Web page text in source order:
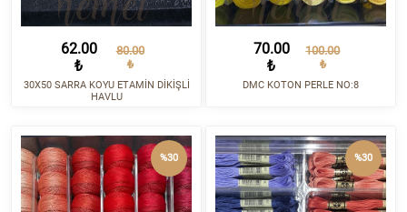
62.00
₺
80.00
₺
30X50 SARRA KOYU ETAMİN DİKİŞLİ
HAVLU
70.00
₺
100.00
₺
DMC KOTON PERLE NO:8
%30 %30